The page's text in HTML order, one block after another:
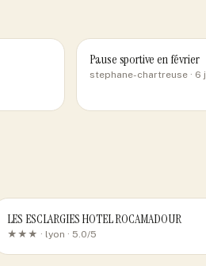
Pause sportive en février
stephane-chartreuse· 6 j
LES ESCLARGIES HOTEL ROCAMADOUR
★★★ · lyon · 5.0/5